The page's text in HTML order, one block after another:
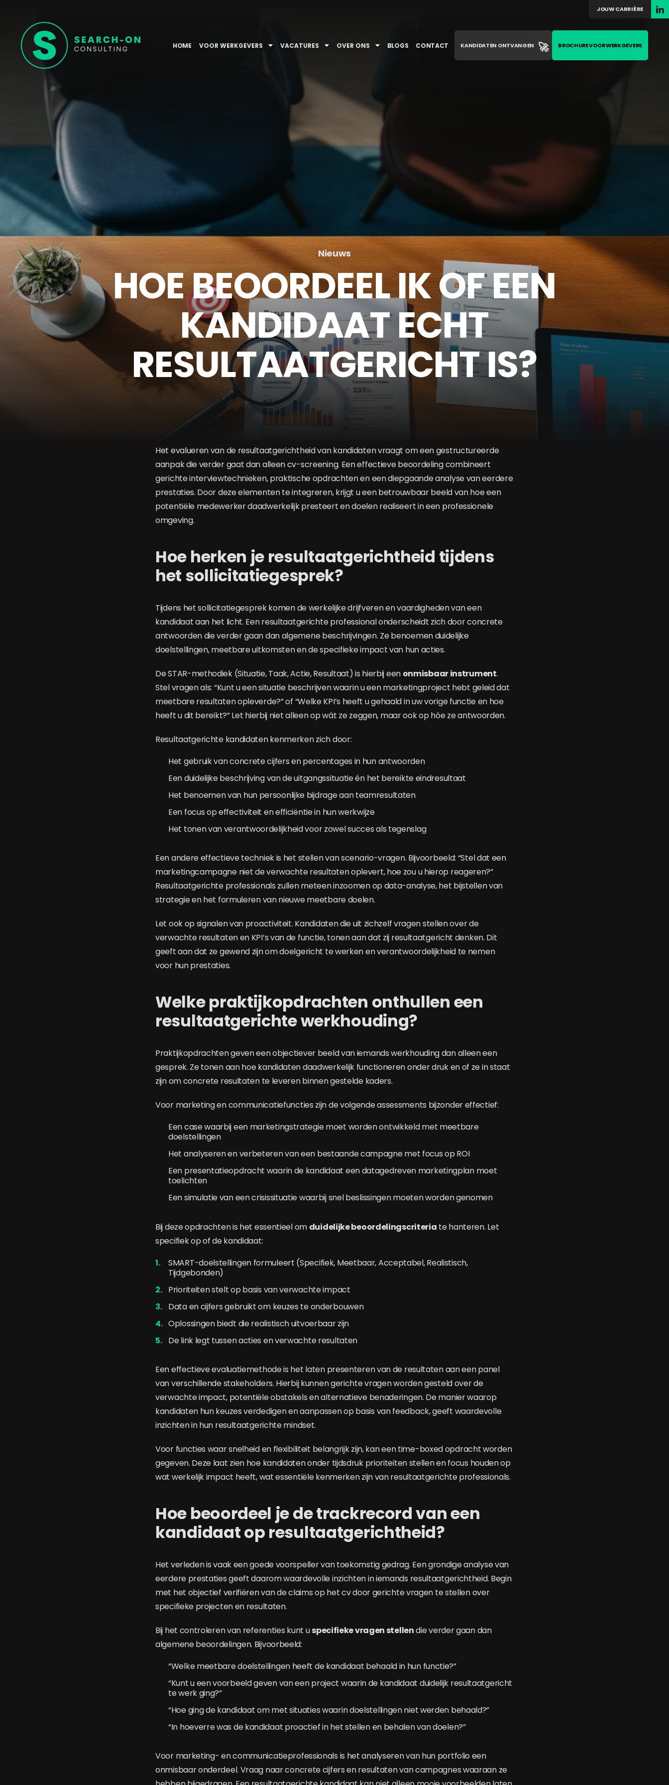
HOME VOOR WERKGEVERS VACATURES OVER ONS BLOGS CONTACT
JOUW CARRIÈRE
KANDIDATEN ONTVANGEN 🚀 BROCHURE VOOR WERKGEVERS
Nieuws
HOE BEOORDEEL IK OF EEN
KANDIDAAT ECHT
RESULTAATGERICHT IS?
Het evalueren van de resultaatgerichtheid van kandidaten vraagt om een gestructureerde
aanpak die verder gaat dan alleen cv-screening. Een effectieve beoordeling combineert
gerichte interviewtechnieken, praktische opdrachten en een diepgaande analyse van eerdere
prestaties. Door deze elementen te integreren, krijgt u een betrouwbaar beeld van hoe een
potentiële medewerker daadwerkelijk presteert en doelen realiseert in een professionele
omgeving.
Hoe herken je resultaatgerichtheid tijdens
het sollicitatiegesprek?
Tijdens het sollicitatiegesprek komen de werkelijke drijfveren en vaardigheden van een
kandidaat aan het licht. Een resultaatgerichte professional onderscheidt zich door concrete
antwoorden die verder gaan dan algemene beschrijvingen. Ze benoemen duidelijke
doelstellingen, meetbare uitkomsten en de specifieke impact van hun acties.
De STAR-methodiek (Situatie, Taak, Actie, Resultaat) is hierbij een onmisbaar instrument.
Stel vragen als: “Kunt u een situatie beschrijven waarin u een marketingproject hebt geleid dat
meetbare resultaten opleverde?” of “Welke KPI’s heeft u gehaald in uw vorige functie en hoe
heeft u dit bereikt?” Let hierbij niet alleen op wát ze zeggen, maar ook op hóe ze antwoorden.
Resultaatgerichte kandidaten kenmerken zich door:
Het gebruik van concrete cijfers en percentages in hun antwoorden
Een duidelijke beschrijving van de uitgangssituatie én het bereikte eindresultaat
Het benoemen van hun persoonlijke bijdrage aan teamresultaten
Een focus op effectiviteit en efficiëntie in hun werkwijze
Het tonen van verantwoordelijkheid voor zowel succes als tegenslag
Een andere effectieve techniek is het stellen van scenario-vragen. Bijvoorbeeld: “Stel dat een
marketingcampagne niet de verwachte resultaten oplevert, hoe zou u hierop reageren?”
Resultaatgerichte professionals zullen meteen inzoomen op data-analyse, het bijstellen van
strategie en het formuleren van nieuwe meetbare doelen.
Let ook op signalen van proactiviteit. Kandidaten die uit zichzelf vragen stellen over de
verwachte resultaten en KPI’s van de functie, tonen aan dat zij resultaatgericht denken. Dit
geeft aan dat ze gewend zijn om doelgericht te werken en verantwoordelijkheid te nemen
voor hun prestaties.
Welke praktijkopdrachten onthullen een
resultaatgerichte werkhouding?
Praktijkopdrachten geven een objectiever beeld van iemands werkhouding dan alleen een
gesprek. Ze tonen aan hoe kandidaten daadwerkelijk functioneren onder druk en of ze in staat
zijn om concrete resultaten te leveren binnen gestelde kaders.
Voor marketing en communicatiefuncties zijn de volgende assessments bijzonder effectief:
Een case waarbij een marketingstrategie moet worden ontwikkeld met meetbare
doelstellingen
Het analyseren en verbeteren van een bestaande campagne met focus op ROI
Een presentatieopdracht waarin de kandidaat een datagedreven marketingplan moet
toelichten
Een simulatie van een crisissituatie waarbij snel beslissingen moeten worden genomen
Bij deze opdrachten is het essentieel om duidelijke beoordelingscriteria te hanteren. Let
specifiek op of de kandidaat:
SMART-doelstellingen formuleert (Specifiek, Meetbaar, Acceptabel, Realistisch,
Tijdgebonden)
Prioriteiten stelt op basis van verwachte impact
Data en cijfers gebruikt om keuzes te onderbouwen
Oplossingen biedt die realistisch uitvoerbaar zijn
De link legt tussen acties en verwachte resultaten
Een effectieve evaluatiemethode is het laten presenteren van de resultaten aan een panel
van verschillende stakeholders. Hierbij kunnen gerichte vragen worden gesteld over de
verwachte impact, potentiële obstakels en alternatieve benaderingen. De manier waarop
kandidaten hun keuzes verdedigen en aanpassen op basis van feedback, geeft waardevolle
inzichten in hun resultaatgerichte mindset.
Voor functies waar snelheid en flexibiliteit belangrijk zijn, kan een time-boxed opdracht worden
gegeven. Deze laat zien hoe kandidaten onder tijdsdruk prioriteiten stellen en focus houden op
wat werkelijk impact heeft, wat essentiële kenmerken zijn van resultaatgerichte professionals.
Hoe beoordeel je de trackrecord van een
kandidaat op resultaatgerichtheid?
Het verleden is vaak een goede voorspeller van toekomstig gedrag. Een grondige analyse van
eerdere prestaties geeft daarom waardevolle inzichten in iemands resultaatgerichtheid. Begin
met het objectief verifiëren van de claims op het cv door gerichte vragen te stellen over
specifieke projecten en resultaten.
Bij het controleren van referenties kunt uspecifieke vragen stellendie verder gaan dan
algemene beoordelingen. Bijvoorbeeld:
“Welke meetbare doelstellingen heeft de kandidaat behaald in hun functie?”
“Kunt u een voorbeeld geven van een project waarin de kandidaat duidelijk resultaatgericht
te werk ging?”
“Hoe ging de kandidaat om met situaties waarin doelstellingen niet werden behaald?”
“In hoeverre was de kandidaat proactief in het stellen en behalen van doelen?”
Voor marketing- en communicatieprofessionals is het analyseren van hun portfolio een
onmisbaar onderdeel. Vraag naar concrete cijfers en resultaten van campagnes waaraan ze